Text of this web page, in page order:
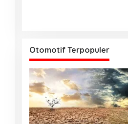
Otomotif Terpopuler